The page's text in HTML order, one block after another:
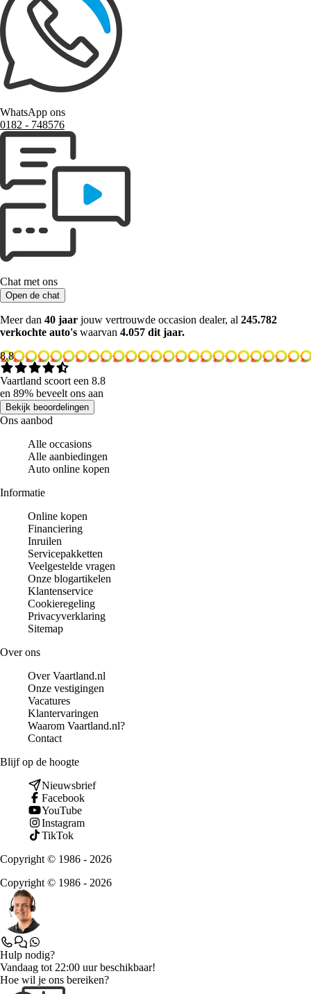
WhatsApp ons
0182 ‑ 748576
Chat met ons
Open de chat
Meer dan 40 jaar jouw vertrouwde occasion dealer, al 245.782
verkochte auto's waarvan 4.057 dit jaar.
8.8
Vaartland scoort een 8.8
en 89% beveelt ons aan
Bekijk beoordelingen
Ons aanbod
Alle occasions
Alle aanbiedingen
Auto online kopen
Informatie
Online kopen
Financiering
Inruilen
Servicepakketten
Veelgestelde vragen
Onze blogartikelen
Klantenservice
Cookieregeling
Privacyverklaring
Sitemap
Over ons
Over Vaartland.nl
Onze vestigingen
Vacatures
Klantervaringen
Waarom Vaartland.nl?
Contact
Blijf op de hoogte
Nieuwsbrief
Facebook
YouTube
Instagram
TikTok
Copyright © 1986 - 2026
Copyright © 1986 - 2026
Hulp nodig?
Vandaag tot 22:00 uur beschikbaar!
Hoe wil je ons bereiken?